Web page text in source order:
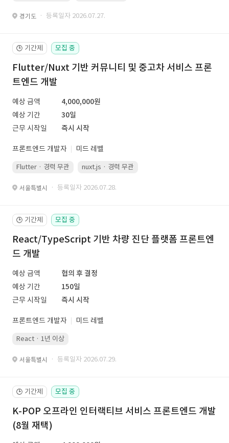
경기도 · 등록일자 2026.07.27.
🕒 기간제 모집 중
Flutter/Nuxt 기반 커뮤니티 및 중고차 서비스 프론
트엔드 개발
예상 금액
4,000,000원
예상 기간
30일
근무 시작일
즉시 시작
프론트엔드 개발자 미드 레벨
Flutter · 경력 무관 nuxt.js · 경력 무관
서울특별시 · 등록일자 2026.07.28.
🕒 기간제 모집 중
React/TypeScript 기반 차량 진단 플랫폼 프론트엔
드 개발
예상 금액
협의 후 결정
예상 기간
150일
근무 시작일
즉시 시작
프론트엔드 개발자 미드 레벨
React · 1년 이상
서울특별시 · 등록일자 2026.07.29.
🕒 기간제 모집 중
K-POP 오프라인 인터랙티브 서비스 프론트엔드 개발
(8월 재택)